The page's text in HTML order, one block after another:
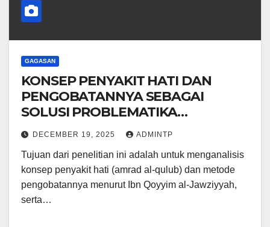
GAGASAN
KONSEP PENYAKIT HATI DAN
PENGOBATANNYA SEBAGAI
SOLUSI PROBLEMATIKA
PSIKOLOGIS MANUSIA MODERN:
KAJIAN KITAB AL-DĀ’ WA AL-
DAWĀ’
DECEMBER 19, 2025 ADMINTP
Tujuan dari penelitian ini adalah untuk menganalisis
konsep penyakit hati (amrad al-qulub) dan metode
pengobatannya menurut Ibn Qoyyim al-Jawziyyah,
serta…